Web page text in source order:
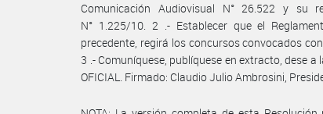
Comunicación Audiovisual N° 26.522 y su
N° 1.225/10. 2 .- Establecer que el
precedente, regirá los concursos convocados
3 .- Comuníquese, publíquese en extracto, dese a
OFICIAL. Firmado: Claudio Julio Ambrosini,